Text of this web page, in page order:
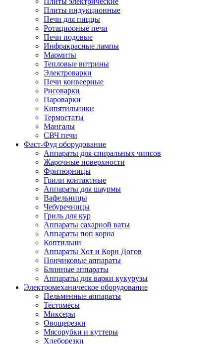
Плиты индукционные
Печи для пиццы
Ротациооные печи
Печи подовые
Инфракрасные лампы
Мармиты
Тепловые витрины
Электроварки
Печи конвеерные
Рисоварки
Пароварки
Кипятильники
Термостаты
Мангалы
СВЧ печи
Фаст-Фуд оборудование
Аппараты для спиральных чипсов
Жарочные поверхности
Фритюрницы
Грили контактные
Аппараты для шаурмы
Вафельницы
Чебуречницы
Гриль для кур
Аппараты сахарной ваты
Аппараты поп корна
Коптильни
Аппараты Хот и Корн Догов
Пончиковые аппараты
Блинные аппараты
Аппараты для варки кукурузы
Электромеханическое оборудование
Пельменные аппараты
Тестомесы
Миксеры
Овощерезки
Мясорубки и куттеры
Хлеборезки